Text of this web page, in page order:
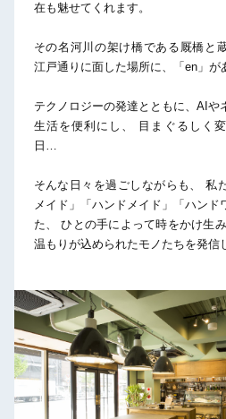
在も魅せてくれます。
その名河川の架け橋である厩橋と
江戸通りに面した場所に、「en」が
テクノロジーの発達とともに、AIや
生活を便利にし、
目まぐるしく
日…
そんな日々を過ごしながらも、
私
メイド」「ハンドメイド」「ハンド
た、
ひとの手によって時をかけ生み
温もりが込められたモノたちを発信